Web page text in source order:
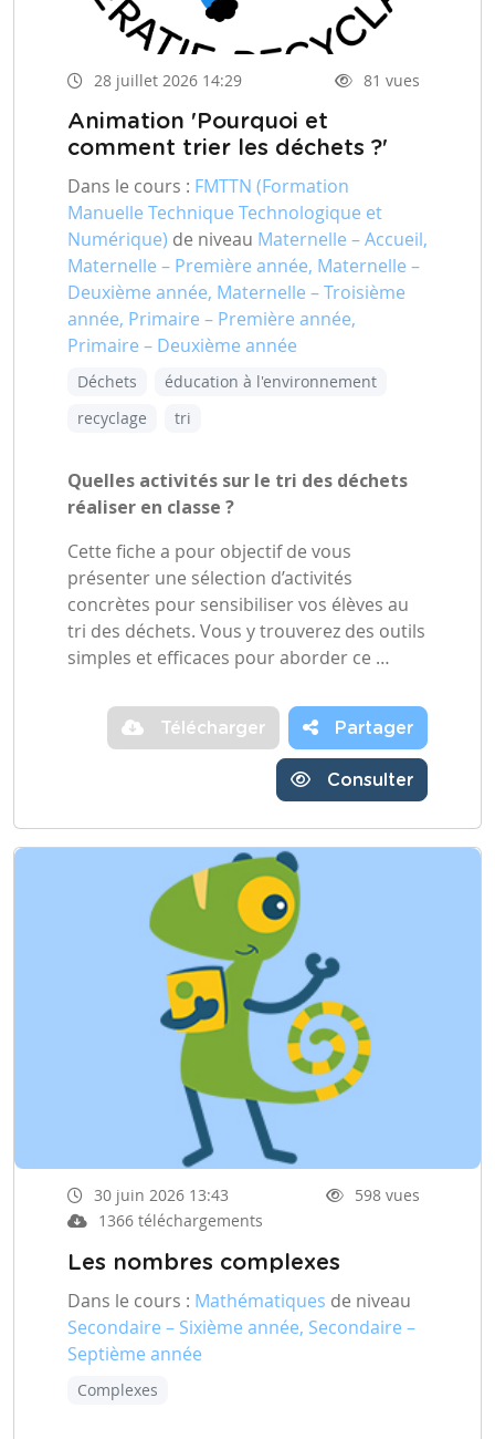
28 juillet 2026 14:29 81 vues
Animation 'Pourquoi et
comment trier les déchets ?'
Dans le cours : FMTTN (Formation
Manuelle Technique Technologique et
Numérique) de niveau Maternelle – Accueil,
Maternelle – Première année, Maternelle –
Deuxième année, Maternelle – Troisième
année, Primaire – Première année,
Primaire – Deuxième année
Déchets
éducation à l'environnement
recyclage
tri
Quelles activités sur le tri des déchets
réaliser en classe ?
Cette fiche a pour objectif de vous
présenter une sélection d’activités
concrètes pour sensibiliser vos élèves au
tri des déchets. Vous y trouverez des outils
simples et efficaces pour aborder ce …
Télécharger Partager
Consulter
30 juin 2026 13:43
598 vues
1366 téléchargements
Les nombres complexes
Dans le cours : Mathématiques de niveau
Secondaire – Sixième année, Secondaire –
Septième année
Complexes